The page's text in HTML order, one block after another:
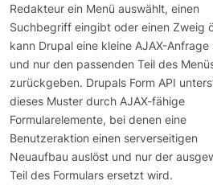
Redakteur ein Menü auswählt, einen
Suchbegriff eingibt oder einen Zweig
kann Drupal eine kleine AJAX-Anfrage
und nur den passenden Teil des
zurückgeben. Drupals Form API
dieses Muster durch AJAX-fähige
Formularelemente, bei denen eine
Benutzeraktion einen serverseitigen
Neuaufbau auslöst und nur der
Teil des Formulars ersetzt wird.